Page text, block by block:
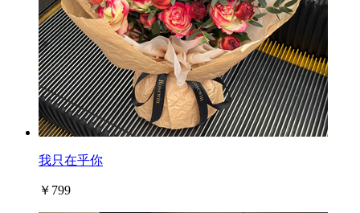
我只在乎你
￥799